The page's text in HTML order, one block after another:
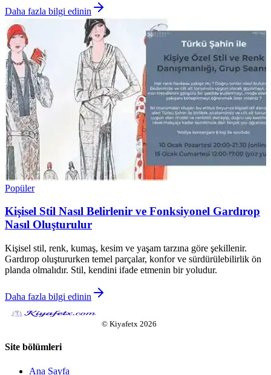
Daha fazla bilgi edinin
Popüler
Kişisel Stil Nasıl Belirlenir ve Fonksiyonel Gardırop
Nasıl Oluşturulur
Kişisel stil, renk, kumaş, kesim ve yaşam tarzına göre şekillenir.
Gardırop oluştururken temel parçalar, konfor ve sürdürülebilirlik ön
planda olmalıdır. Stil, kendini ifade etmenin bir yoludur.
Daha fazla bilgi edinin
© Kiyafetx 2026
Site bölümleri
Ana Sayfa